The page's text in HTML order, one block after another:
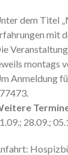
dem Titel
mit
montags
Anmeldung
28.09.;